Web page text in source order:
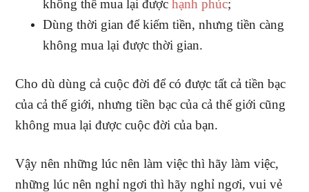
không thể mua lại đượchạnh phúc;
Dùng thời gian để kiếm tiền, nhưng tiền càng
không mua lại được thời gian.
Cho dù dùng cả cuộc đời để có được tất cả tiền bạc
của cả thế giới, nhưng tiền bạc của cả thế giới cũng
không mua lại được cuộc đời của bạn.
Vậy nên những lúc nên làm việc thì hãy làm việc,
những lúc nên nghỉ ngơi thì hãy nghỉ ngơi, vui vẻ